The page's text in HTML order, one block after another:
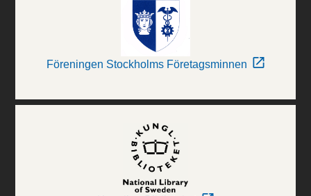
Föreningen Stockholms Företagsminnen